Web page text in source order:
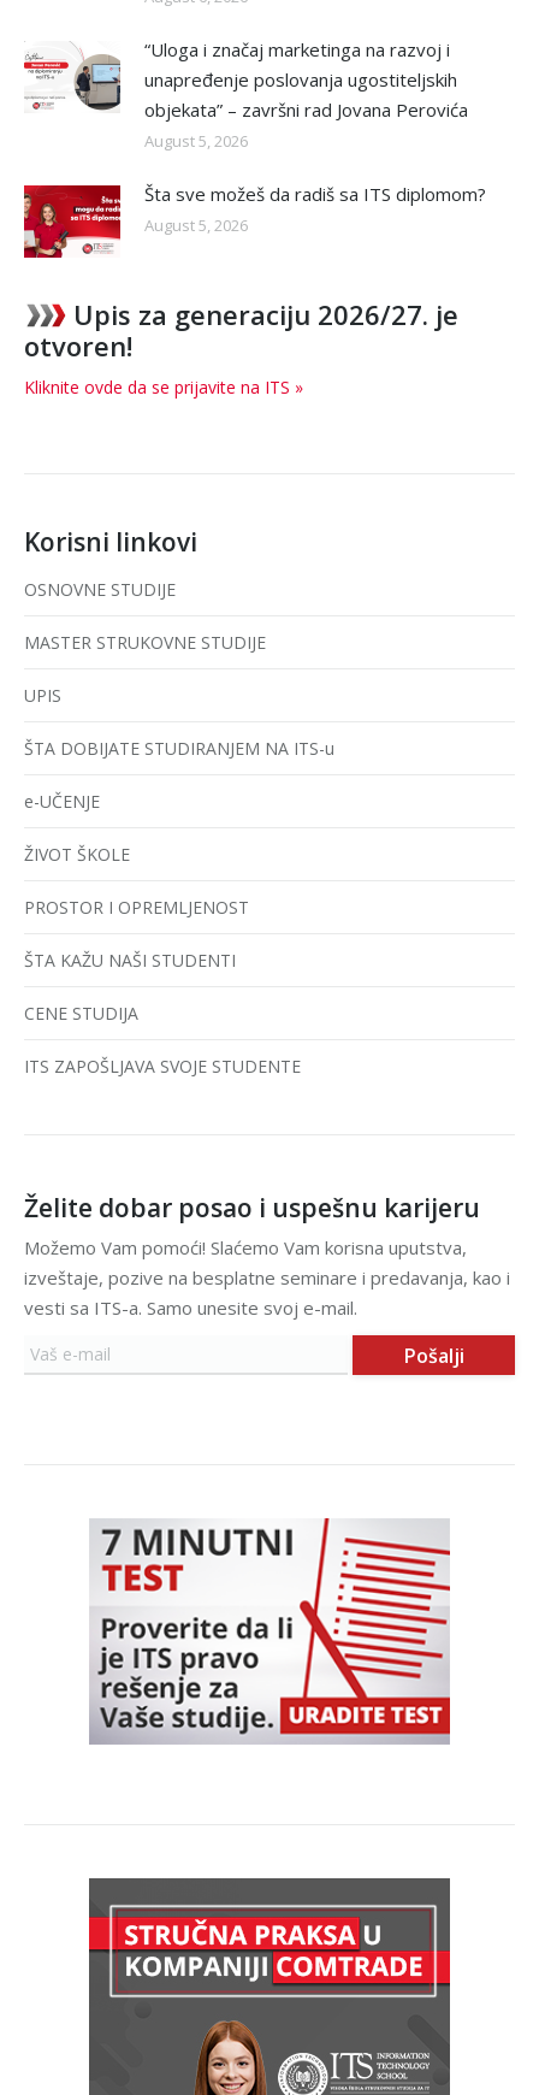
“Uloga i značaj marketinga na razvoj i
unapređenje poslovanja ugostiteljskih
objekata” – završni rad Jovana Perovića
August 5, 2026
Šta sve možeš da radiš sa ITS diplomom?
August 5, 2026
Upis za generaciju 2026/27. je
otvoren!
Kliknite ovde da se prijavite na ITS »
Korisni linkovi
OSNOVNE STUDIJE
MASTER STRUKOVNE STUDIJE
UPIS
ŠTA DOBIJATE STUDIRANJEM NA ITS-u
e-UČENJE
ŽIVOT ŠKOLE
PROSTOR I OPREMLJENOST
ŠTA KAŽU NAŠI STUDENTI
CENE STUDIJA
ITS ZAPOŠLJAVA SVOJE STUDENTE
Želite dobar posao i uspešnu karijeru
Možemo Vam pomoći! Slaćemo Vam korisna uputstva,
izveštaje, pozive na besplatne seminare i predavanja, kao i
vesti sa ITS-a. Samo unesite svoj e-mail.